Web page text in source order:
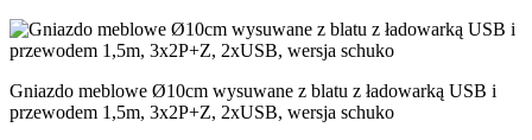
Gniazdo meblowe Ø10cm wysuwane z blatu z ładowarką USB i
przewodem 1,5m, 3x2P+Z, 2xUSB, wersja schuko